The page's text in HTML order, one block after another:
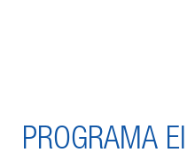
PROGRAMA